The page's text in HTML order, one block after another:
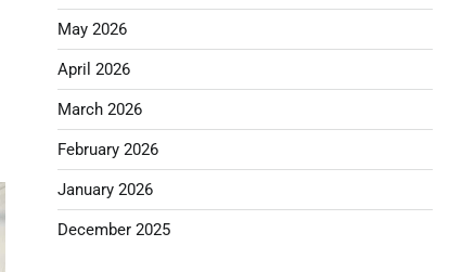
May 2026
April 2026
March 2026
February 2026
January 2026
December 2025